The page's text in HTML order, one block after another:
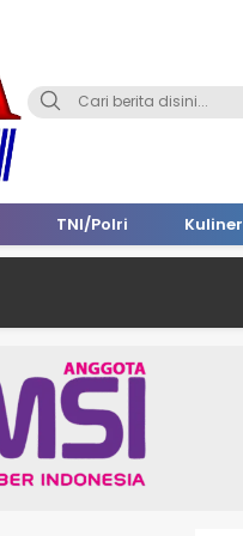
TNI/Polri Kuliner